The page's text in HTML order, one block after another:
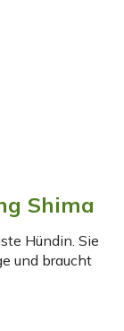
Shima
Hündin. Sie
und braucht